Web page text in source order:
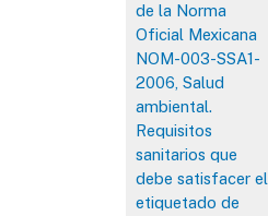
de la Norma
Oficial Mexicana
NOM-003-SSA1-
2006, Salud
ambiental.
Requisitos
sanitarios que
debe satisfacer el
etiquetado de